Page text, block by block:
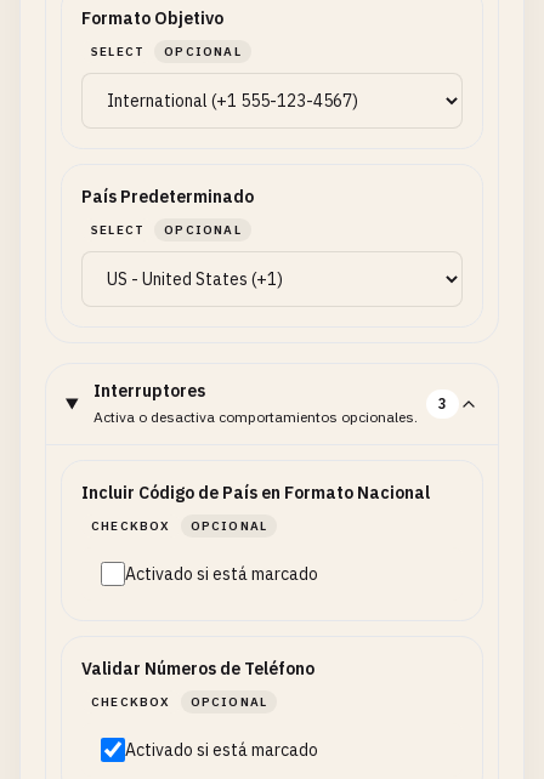
Formato Objetivo
SELECT OPCIONAL
País Predeterminado
SELECT OPCIONAL
Interruptores
Activa o desactiva comportamientos opcionales.
3
Incluir Código de País en Formato Nacional
CHECKBOX OPCIONAL
Activado si está marcado
Validar Números de Teléfono
CHECKBOX OPCIONAL
Activado si está marcado